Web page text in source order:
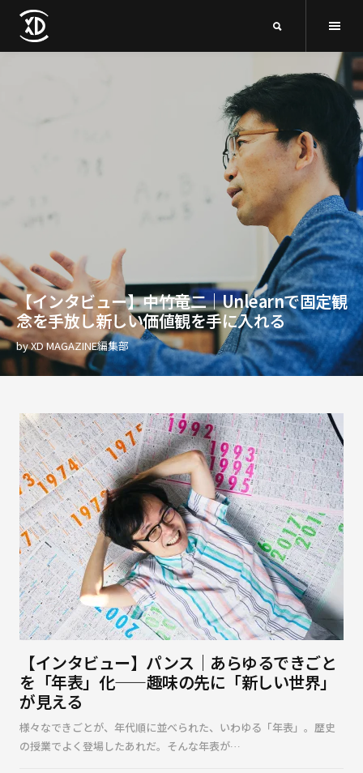
【インタビュー】中竹竜二｜Unlearnで固定観
念を手放し新しい価値観を手に入れる
byXD MAGAZINE編集部
【インタビュー】パンス｜あらゆるできごと
を「年表」化——趣味の先に「新しい世界」
が見える
様々なできごとが、年代順に並べられた、いわゆる「年表」。歴史
の授業でよく登場したあれだ。そんな年表が…